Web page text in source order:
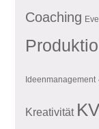
Coaching
Ideenmanagement
Kreativität